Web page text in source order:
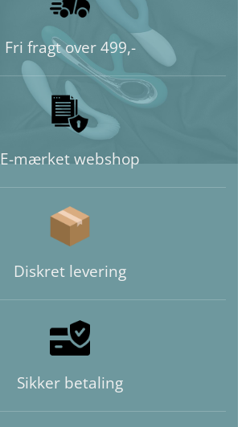
Fri fragt over 499,-
E-mærket webshop
Diskret levering
Sikker betaling